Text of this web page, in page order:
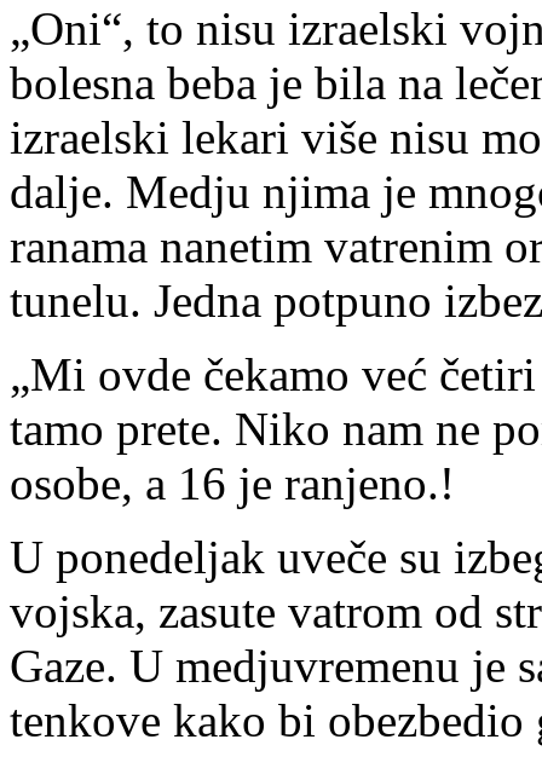
„Oni“, to nisu izraelski
bolesna beba je bila na
izraelski lekari više nisu
dalje. Medju njima je
ranama nanetim vatrenim
tunelu. Jedna potpuno
„Mi ovde čekamo već
tamo prete. Niko nam ne
osobe, a 16 je ranjeno.!
U ponedeljak uveče su
vojska, zasute vatrom od
Gaze. U medjuvremenu je
tenkove kako bi obezbedio